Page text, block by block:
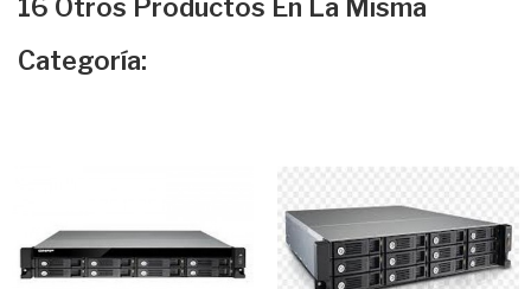
16 Otros Productos En La Misma
Categoría: